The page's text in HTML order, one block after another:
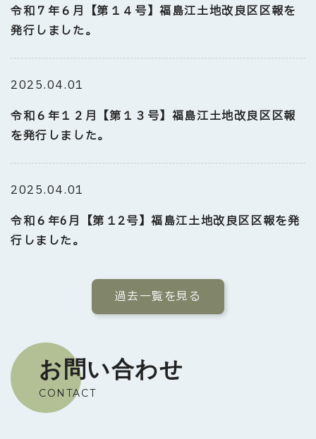
令和７年６月【第１４号】福島江土地改良区区報を
発行しました。
2025.04.01
令和６年１２月【第１３号】福島江土地改良区区報
を発行しました。
2025.04.01
令和６年6月【第１2号】福島江土地改良区区報を発
行しました。
過去一覧を見る
お問い合わせ
CONTACT